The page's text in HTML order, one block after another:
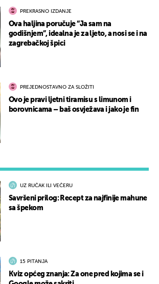
UZ RUČAK ILI VEČERU
Savršeni prilog: Recept za najfinije mahune
sa špekom
15 PITANJA
Kviz općeg znanja: Za one pred kojima se i
PREKRASNO IZDANJE
Ova haljina poručuje “Ja sam na
godišnjem”, idealna je za ljeto, a nosi se i na
zagrebačkoj špici
PREJEDNOSTAVNO ZA SLOŽITI
Ovo je pravi ljetni tiramisu s limunom i
borovnicama – baš osvježava i jako je fin